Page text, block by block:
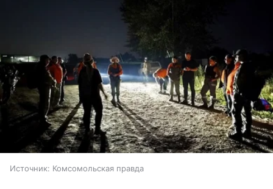
Источник: Комсомольская правда